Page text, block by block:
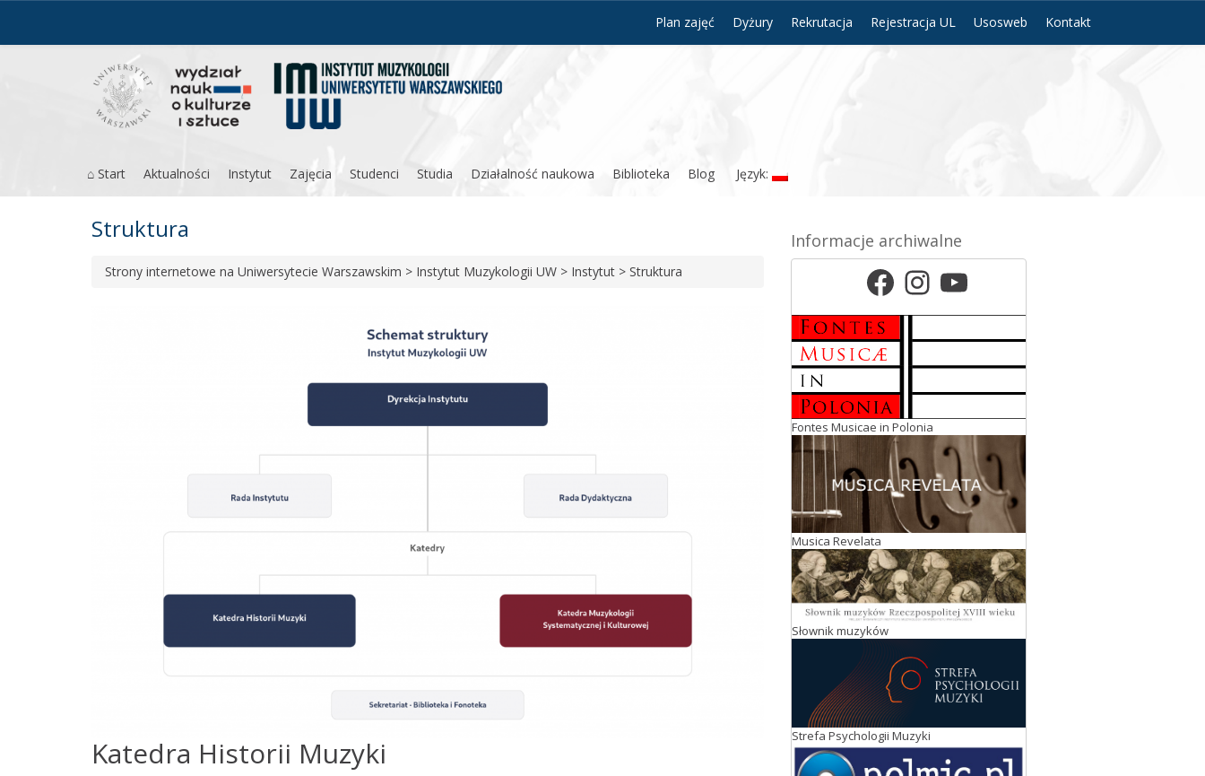
treści
Plan zajęć Dyżury Rekrutacja Rejestracja UL Usosweb Kontakt
⌂ Start Aktualności Instytut Zajęcia Studenci Studia Działalność naukowa Biblioteka Blog Język:
Struktura
Strony internetowe na Uniwersytecie Warszawskim > Instytut Muzykologii UW > Instytut > Struktura
Katedra Historii Muzyki
Informacje archiwalne
Facebook
Instagram
YouTube
Fontes Musicae in Polonia
Musica Revelata
Słownik muzyków
Strefa Psychologii Muzyki